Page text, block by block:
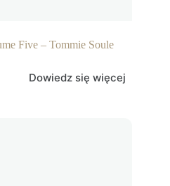
Five – Tommie Soule
Dowiedz się więcej